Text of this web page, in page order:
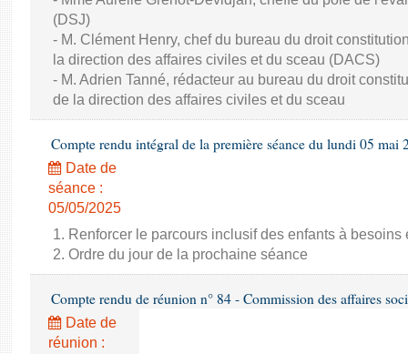
(DSJ)
- M. Clément Henry, chef du bureau du droit
la direction des affaires civiles et du sceau (DACS)
- M. Adrien Tanné, rédacteur au bureau du droit
de la direction des affaires civiles et du sceau
Compte rendu intégral de la première séance du lundi 05 mai
Date de
séance :
05/05/2025
1. Renforcer le parcours inclusif des enfants à besoins
2. Ordre du jour de la prochaine séance
Compte rendu de réunion n° 84 - Commission des affaires
Date de
réunion :